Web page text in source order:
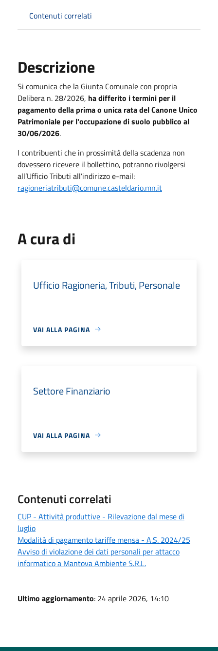
Contenuti correlati
Descrizione
Si comunica che la Giunta Comunale con propria
Delibera n. 28/2026, ha differito i termini per il
pagamento della prima o unica rata del Canone Unico
Patrimoniale per l'occupazione di suolo pubblico al
30/06/2026.
I contribuenti che in prossimità della scadenza non
dovessero ricevere il bollettino, potranno rivolgersi
all’Ufficio Tributi all’indirizzo e-mail:
ragioneriatributi@comune.casteldario.mn.it
A cura di
Ufficio Ragioneria, Tributi, Personale
VAI ALLA PAGINA
Settore Finanziario
VAI ALLA PAGINA
Contenuti correlati
CUP - Attività produttive - Rilevazione dal mese di
luglio
Modalità di pagamento tariffe mensa - A.S. 2024/25
Avviso di violazione dei dati personali per attacco
informatico a Mantova Ambiente S.R.L.
Ultimo aggiornamento: 24 aprile 2026, 14:10